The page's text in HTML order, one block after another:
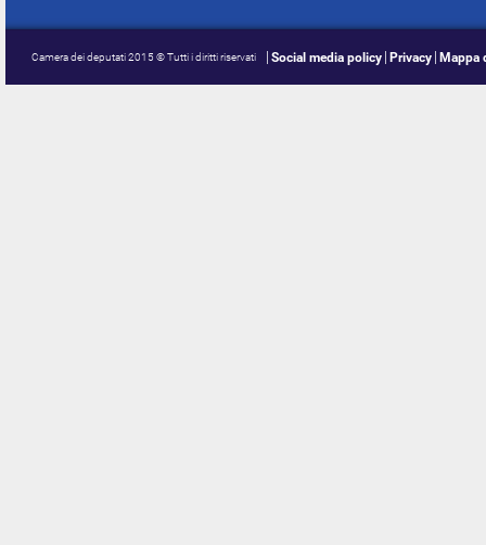
Camera dei deputati 2015 © Tutti i diritti riservati Social media policy Privacy Mappa